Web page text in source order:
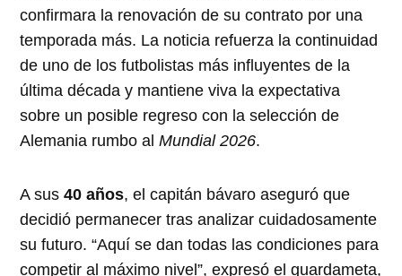
confirmara la renovación de su contrato por una
temporada más. La noticia refuerza la continuidad
de uno de los futbolistas más influyentes de la
última década y mantiene viva la expectativa
sobre un posible regreso con la selección de
Alemania rumbo alMundial 2026.
A sus40 años, el capitán bávaro aseguró que
decidió permanecer tras analizar cuidadosamente
su futuro. “Aquí se dan todas las condiciones para
competir al máximo nivel”, expresó el guardameta,